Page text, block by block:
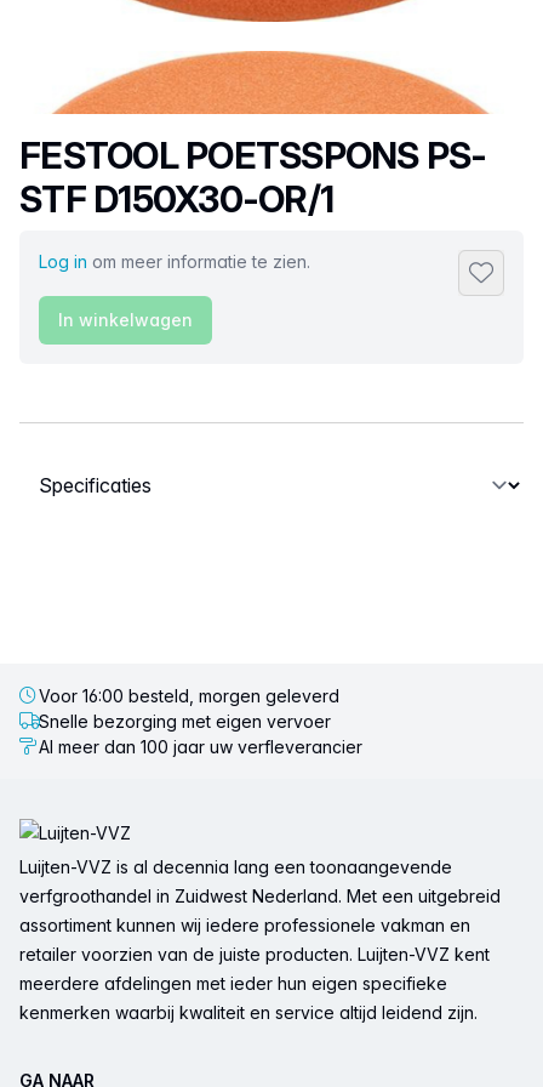
Productnaam
FESTOOL POETSSPONS PS-
STF D150X30-OR/1
Log in om meer informatie te zien.
In winkelwagen
Selecteer een tabblad
Voor 16:00 besteld, morgen geleverd
Snelle bezorging met eigen vervoer
Al meer dan 100 jaar uw verfleverancier
Luijten-VVZ is al decennia lang een toonaangevende
verfgroothandel in Zuidwest Nederland. Met een uitgebreid
assortiment kunnen wij iedere professionele vakman en
retailer voorzien van de juiste producten. Luijten-VVZ kent
meerdere afdelingen met ieder hun eigen specifieke
kenmerken waarbij kwaliteit en service altijd leidend zijn.
GA NAAR